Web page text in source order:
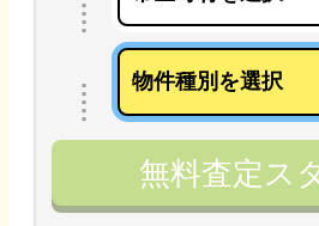
無料査定ス